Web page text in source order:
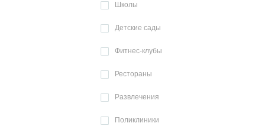
Школы
Детские сады
Фитнес-клубы
Рестораны
Развлечения
Поликлиники